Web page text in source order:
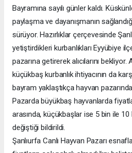
Bayramına sayılı günler kaldı.
paylaşma ve dayanışmanın
sürüyor. Hazırlıklar çerçevesinde
yetiştirdikleri kurbanlıkları Eyyübiye
pazarına getirerek alıcılarını
küçükbaş kurbanlık ihtiyacının da
bayram yaklaştıkça hayvan
Pazarda büyükbaş hayvanlarda
arasında, küçükbaşlar ise 5 bin ile 10
değiştiği bildirildi.
Şanlıurfa Canlı Hayvan Pazarı